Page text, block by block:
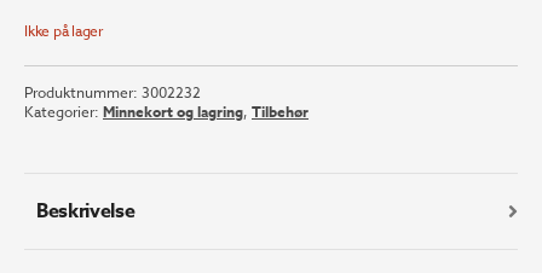
Ikke på lager
Produktnummer: 3002232
Kategorier: Minnekort og lagring, Tilbehør
Beskrivelse